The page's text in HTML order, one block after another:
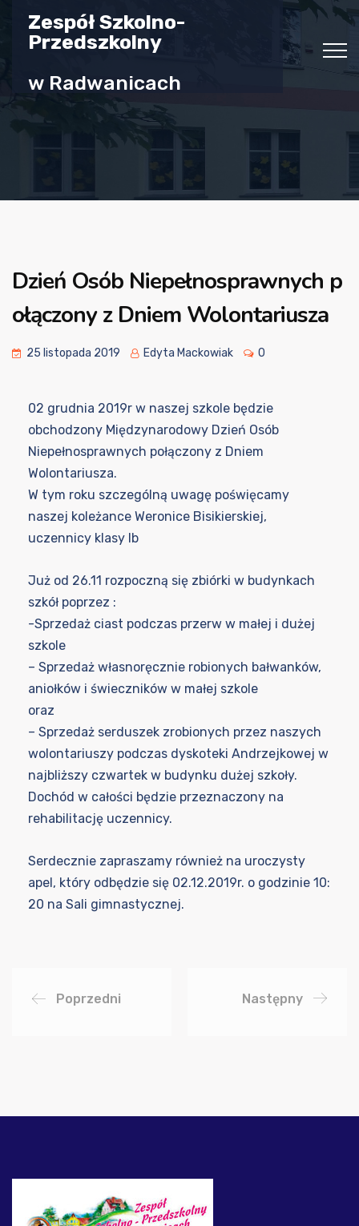
Zespół Szkolno-
Przedszkolny
w Radwanicach
Dzień Osób Niepełnosprawnych p
ołączony z Dniem Wolontariusza
25 listopada 2019 Edyta Mackowiak 0
02 grudnia 2019r w naszej szkole będzie
obchodzony Międzynarodowy Dzień Osób
Niepełnosprawnych połączony z Dniem
Wolontariusza.
W tym roku szczególną uwagę poświęcamy
naszej koleżance Weronice Bisikierskiej,
uczennicy klasy Ib
Już od 26.11 rozpoczną się zbiórki w budynkach
szkół poprzez :
-Sprzedaż ciast podczas przerw w małej i dużej
szkole
– Sprzedaż własnoręcznie robionych bałwanków,
aniołków i świeczników w małej szkole
oraz
– Sprzedaż serduszek zrobionych przez naszych
wolontariuszy podczas dyskoteki Andrzejkowej w
najbliższy czwartek w budynku dużej szkoły.
Dochód w całości będzie przeznaczony na
rehabilitację uczennicy.
Serdecznie zapraszamy również na uroczysty
apel, który odbędzie się 02.12.2019r. o godzinie 10:
20 na Sali gimnastycznej.
Poprzedni Następny